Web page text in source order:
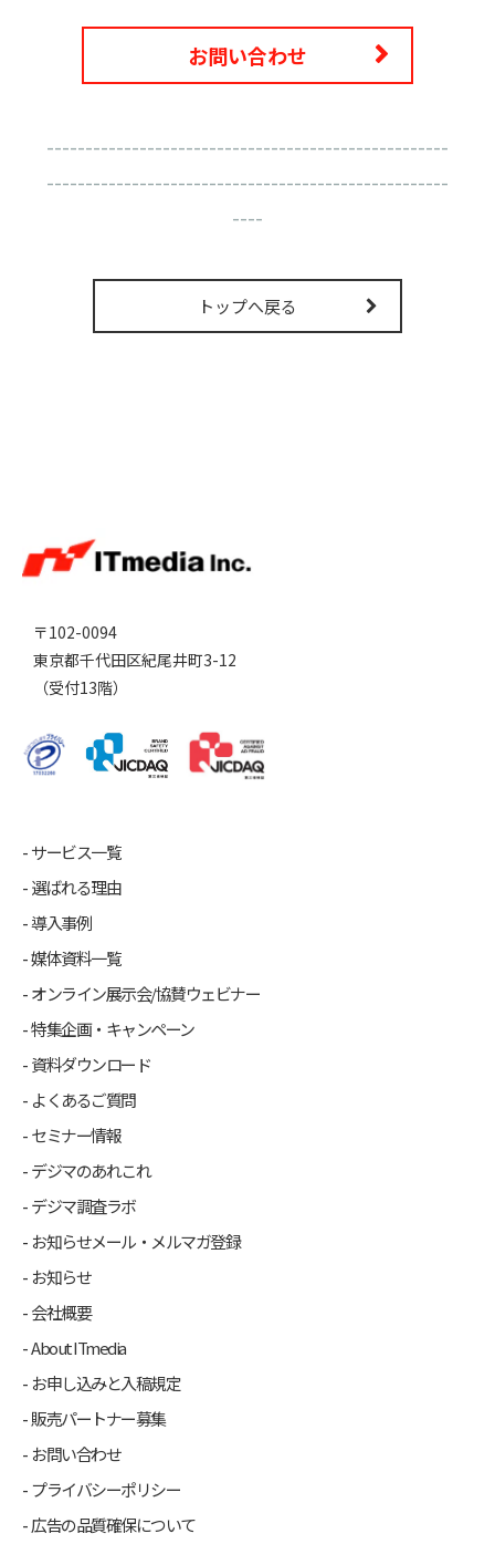
お問い合わせ
----------------------------------------------------
----------------------------------------------------
----
トップへ戻る
〒102-0094
東京都千代田区紀尾井町3-12
（受付13階）
サービス一覧
選ばれる理由
導入事例
媒体資料一覧
オンライン展示会/協賛ウェビナー
特集企画・キャンペーン
資料ダウンロード
よくあるご質問
セミナー情報
デジマのあれこれ
デジマ調査ラボ
お知らせメール・メルマガ登録
お知らせ
会社概要
About ITmedia
お申し込みと入稿規定
販売パートナー募集
お問い合わせ
プライバシーポリシー
広告の品質確保について